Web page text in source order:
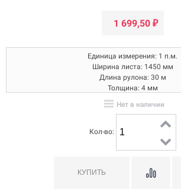
1 699,50 ₽
Единица измерения: 1 п.м.
Ширина листа: 1450 мм
Длина рулона: 30 м
Толщина: 4 мм
Плотность: 600 гр/кв.м.
Производитель: Россия, RuFelt
Нет в наличии
Кол-во: